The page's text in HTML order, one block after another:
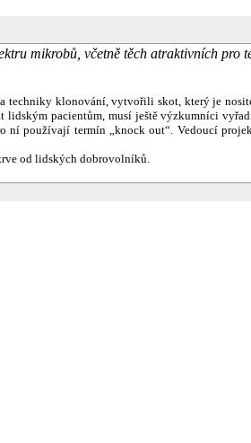
mikrobů, včetně těch atraktivních pro
klonování, vytvořili skot, který je
pacientům, musí ještě výzkumníci
ní používají termín „knock out“. Vedoucí
od lidských dobrovolníků.